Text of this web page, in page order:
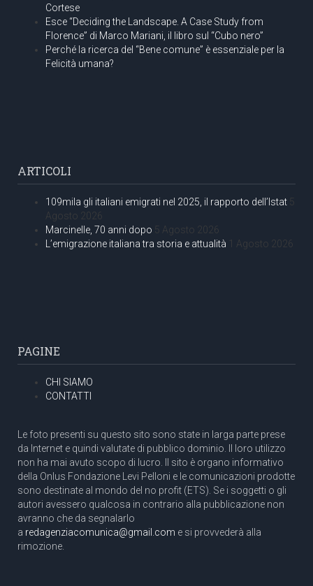
Cortese
Esce “Deciding the Landscape. A Case Study from
Florence” di Marco Mariani, il libro sul “Cubo nero”
Perché la ricerca del “Bene comune” è essenziale per la
Felicità umana?
ARTICOLI
109mila gli italiani emigrati nel 2025, il rapporto dell’Istat 5
Agosto 2026
Marcinelle, 70 anni dopo 5 Agosto 2026
L’emigrazione italiana tra storia e attualità 1 Agosto 2026
PAGINE
CHI SIAMO
CONTATTI
Le foto presenti su questo sito sono state in larga parte prese
da Internet e quindi valutate di pubblico dominio. Il loro utilizzo
non ha mai avuto scopo di lucro. Il sito è organo informativo
della Onlus Fondazione Levi Pelloni e le comunicazioni prodotte
sono destinate al mondo del no profit (ETS). Se i soggetti o gli
autori avessero qualcosa in contrario alla pubblicazione non
avranno che da segnalarlo
a redagenziacomunica@gmail.com e si provvederà alla
rimozione.